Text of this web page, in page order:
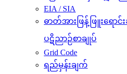
EIA / SIA
ဓာတ်အားဖြန့်ဖြူးရောင်း
ပဋိညာဉ်စာချုပ်
Grid Code
ရည်မှန်းချက်